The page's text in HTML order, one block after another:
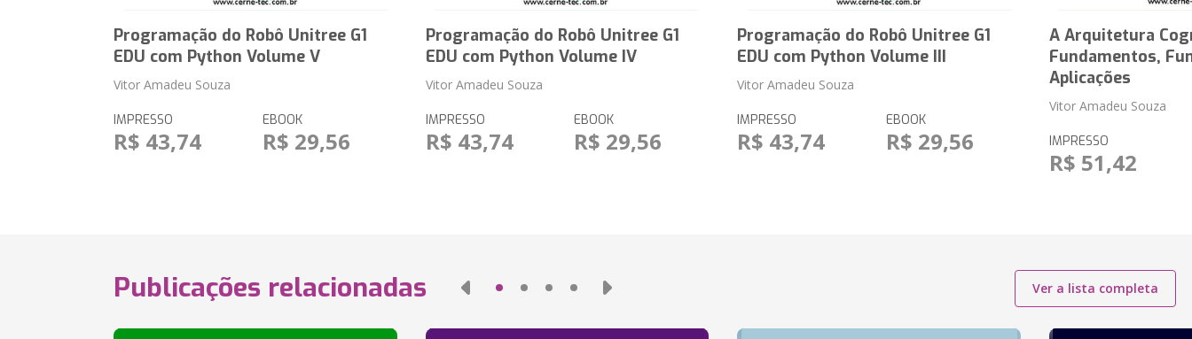
Programação do Robô Unitree G1
EDU com Python Volume V
Vitor Amadeu Souza
IMPRESSO
R$ 43,74
EBOOK
R$ 29,56
Programação do Robô Unitree G1
EDU com Python Volume IV
Vitor Amadeu Souza
IMPRESSO
R$ 43,74
EBOOK
R$ 29,56
Programação do Robô Unitree G1
EDU com Python Volume III
Vitor Amadeu Souza
IMPRESSO
R$ 43,74
EBOOK
R$ 29,56
A Arquitetura
Fundamentos,
Aplicações
Vitor Amadeu Souza
IMPRESSO
R$ 51,42
Publicações relacionadas Ver a lista completa